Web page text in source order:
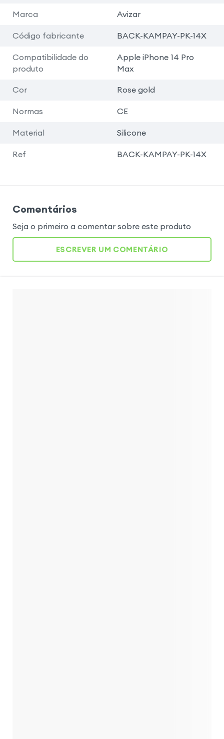
Marca Avizar
Código fabricante BACK-KAMPAY-PK-14X
Compatibilidade do
produto
Apple iPhone 14 Pro
Max
Cor Rose gold
Normas CE
Material Silicone
Ref BACK-KAMPAY-PK-14X
Comentários
Seja o primeiro a comentar sobre este produto
ESCREVER UM COMENTÁRIO